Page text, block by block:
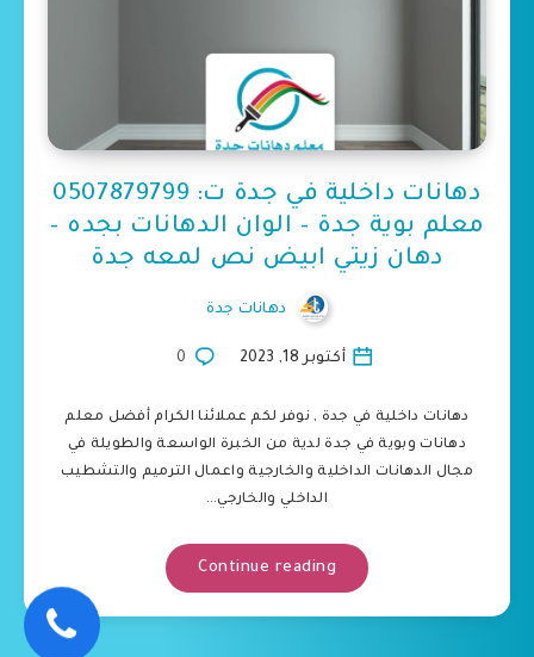
دهانات داخلية في جدة ت: 0507879799
معلم بوية جدة – الوان الدهانات بجده –
دهان زيتي ابيض نص لمعه جدة
دهانات جدة
أكتوبر 18, 2023 0
دهانات داخلية في جدة , نوفر لكم عملائنا الكرام أفضل معلم
دهانات وبوية في جدة لدية من الخبرة الواسعة والطويلة في
مجال الدهانات الداخلية والخارجية واعمال الترميم والتشطيب
الداخلي والخارجي…
Continue reading